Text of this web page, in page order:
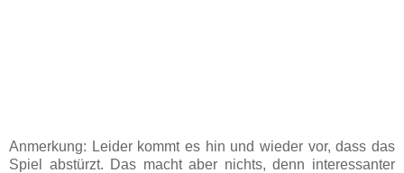
Anmerkung: Leider kommt es hin und wieder vor, dass das
Spiel abstürzt. Das macht aber nichts, denn interessanter